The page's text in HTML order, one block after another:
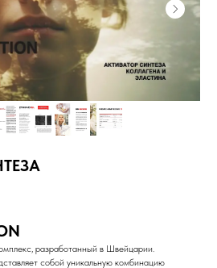
разработанный в Швейцарии.
собой уникальную комбинацию